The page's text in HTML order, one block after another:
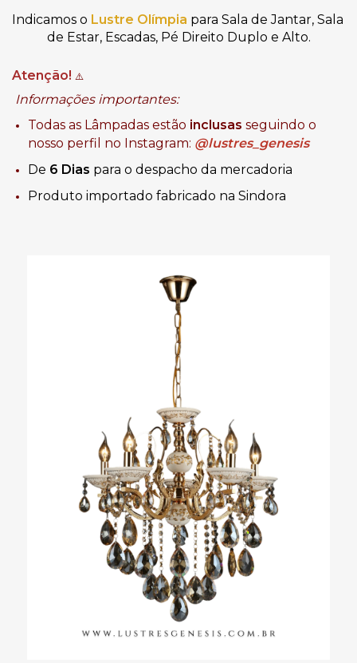
Indicamos o Lustre Olímpia para Sala de Jantar, Sala
de Estar, Escadas, Pé Direito Duplo e Alto.
Atenção! ⚠️
Informações importantes:
Todas as Lâmpadas estão inclusas seguindo o
nosso perfil no Instagram: @lustres_genesis
De 6 Dias para o despacho da mercadoria
Produto importado fabricado na Sindora